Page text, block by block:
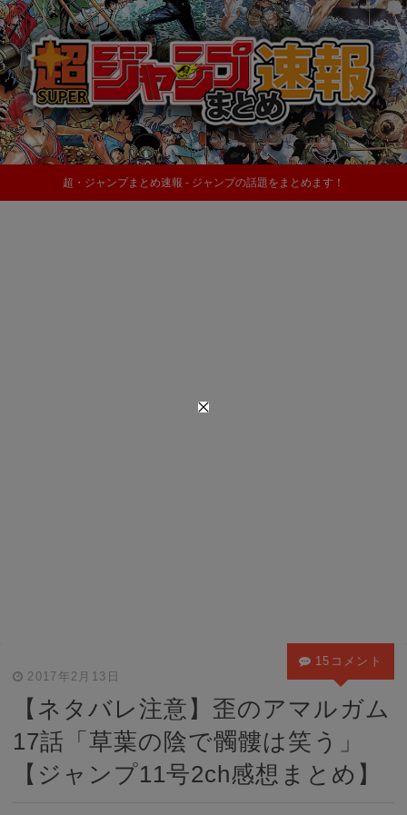
超・ジャンプまとめ速報 - ジャンプの話題をまとめます！
2017年2月13日
【ネタバレ注意】歪のアマルガム
17話「草葉の陰で髑髏は笑う」
【ジャンプ11号2ch感想まとめ】
15コメント